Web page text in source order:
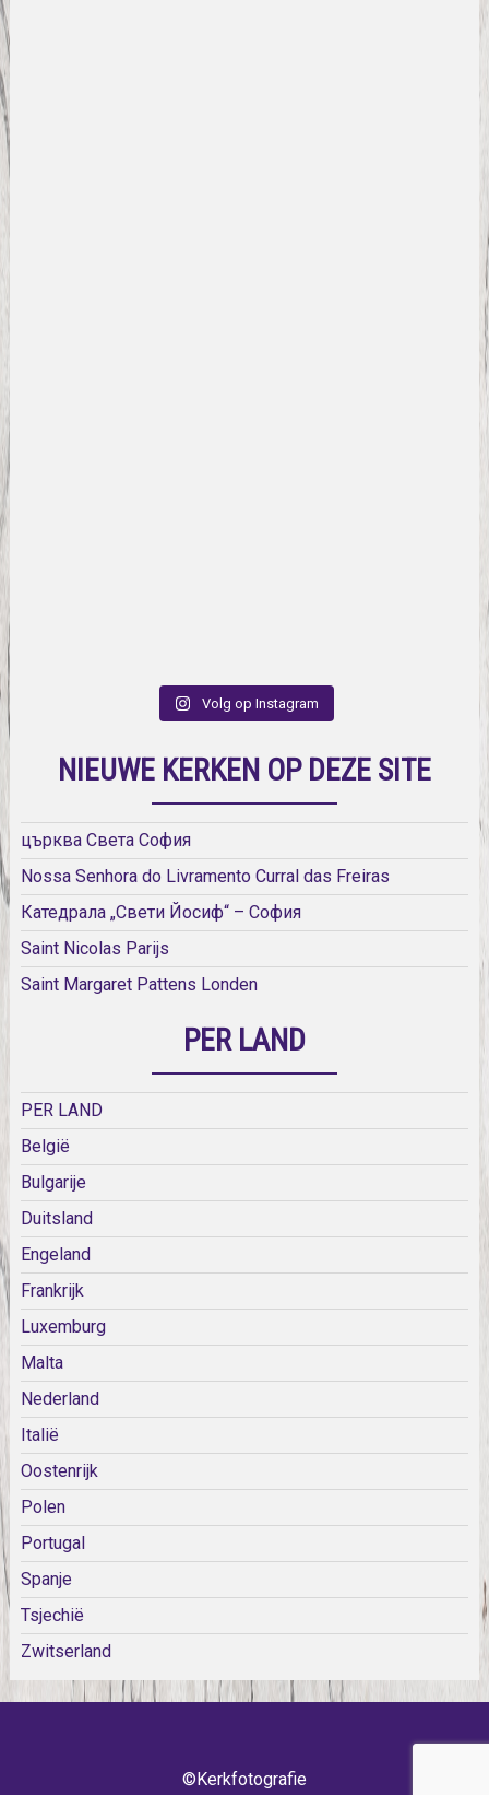
Volg op Instagram
NIEUWE KERKEN OP DEZE SITE
църква Света София
Nossa Senhora do Livramento Curral das Freiras
Катедрала „Свети Йосиф“ – София
Saint Nicolas Parijs
Saint Margaret Pattens Londen
PER LAND
PER LAND
België
Bulgarije
Duitsland
Engeland
Frankrijk
Luxemburg
Malta
Nederland
Italië
Oostenrijk
Polen
Portugal
Spanje
Tsjechië
Zwitserland
©Kerkfotografie